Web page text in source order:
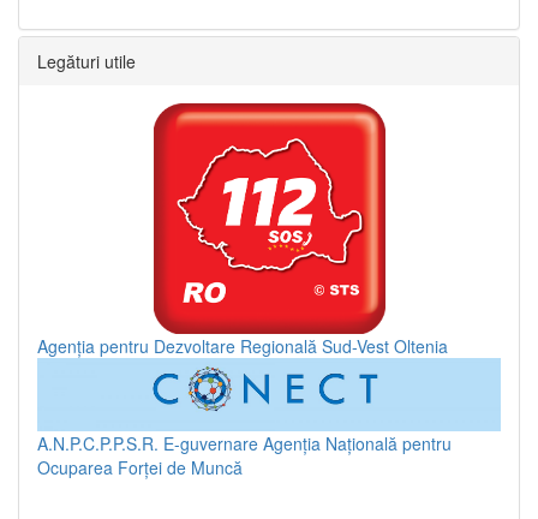
Legături utile
Agenția pentru Dezvoltare Regională Sud-Vest Oltenia
A.N.P.C.P.P.S.R. E-guvernare Agenția Națională pentru
Ocuparea Forței de Muncă